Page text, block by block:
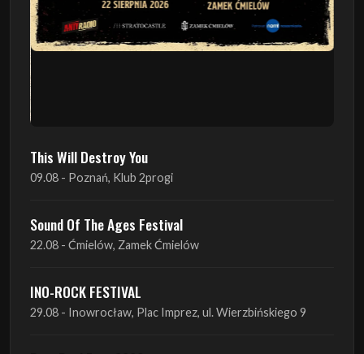
This Will Destroy You
09.08 - Poznań, Klub 2progi
Sound Of The Ages Festival
22.08 - Ćmielów, Zamek Ćmielów
INO-ROCK FESTIVAL
29.08 - Inowrocław, Plac Imprez, ul. Wierzbińskiego 9
ProgRockFest 2026